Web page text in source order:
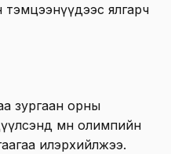
ялгарч
зургаан орны
мөн олимпийн
илэрхийлжээ.